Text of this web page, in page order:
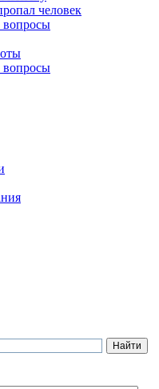
человек
вопросы
вопросы